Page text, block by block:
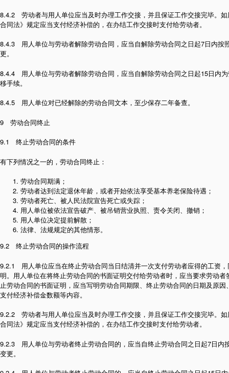
8.4.2 劳动者与用人单位应当及时办理工作交接，并且保证工作交接完毕。
合同法》规定应当支付经济补偿的，在办结工作交接时支付给劳动者。
8.4.3 用人单位与劳动者解除劳动合同，应当自解除劳动合同之日起7日内按
更。
8.4.4 用人单位与劳动者解除劳动合同，应当自解除劳动合同之日起15日内
移手续。
8.4.5 用人单位对已经解除的劳动合同文本，至少保存二年备查。
9 劳动合同终止
9.1 终止劳动合同的条件
有下列情况之一的，劳动合同终止：
劳动合同期满；
劳动者达到法定退休年龄，或者开始依法享受基本养老保险待遇；
劳动者死亡、被人民法院宣告死亡或失踪；
用人单位被依法宣告破产、被吊销营业执照、责令关闭、撤销；
用人单位决定提前解散；
法律、法规规定的其他情形。
9.2 终止劳动合同的操作流程
9.2.1 用人单位应当在终止劳动合同当日结清并一次支付劳动者应得的工资
明。用人单位在将终止劳动合同的书面证明交付给劳动者时，应当要求劳动
止劳动合同的书面证明，应当写明劳动合同期限、终止劳动合同的日期及原
支付经济补偿金数额等内容。
9.2.2 劳动者与用人单位应当及时办理工作交接，并且保证工作交接完毕。
合同法》规定应当支付经济补偿的，在办结工作交接时支付给劳动者。
9.2.3 用人单位与劳动者终止劳动合同的，应当自终止劳动合同之日起7日内
变更。